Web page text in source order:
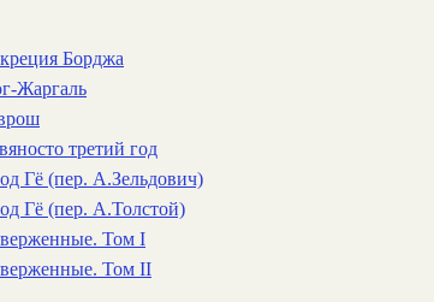
Борджа
Жаргаль
третий год
Гё (пер. А.Зельдович)
Гё (пер. А.Толстой)
Том I
Том II